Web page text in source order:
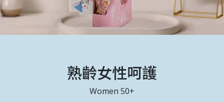
熟齡女性呵護
Women 50+